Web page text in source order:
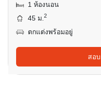
1 ห้องนอน
45 ม.2
ตกแต่งพร้อมอยู่
สอ